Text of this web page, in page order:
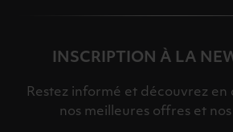
INSCRIPTION À LA
Restez informé et découvrez
nos meilleures offres et